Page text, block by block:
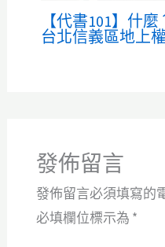
【代書101】什
台北信義區地上
發佈留言
發佈留言必須填寫的
必填欄位標示為 *